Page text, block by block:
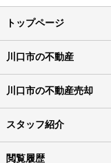
トップページ
川口市の不動産
川口市の不動産売却
スタッフ紹介
閲覧履歴